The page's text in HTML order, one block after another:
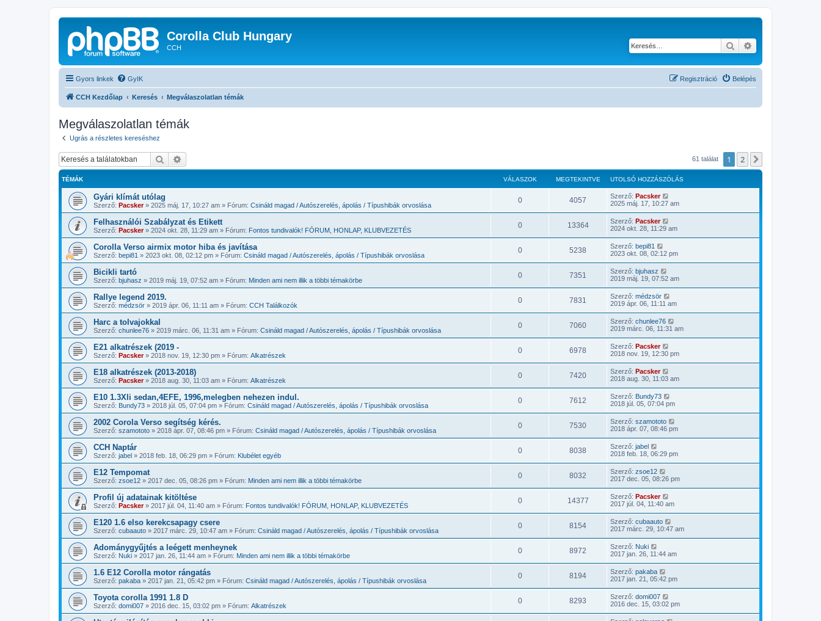
Corolla Club Hungary
CCH Keresés
Gyors linkek GyIK Belépés
Regisztráció
CCH Kezdőlap Keresés Megválaszolatlan témák
Megválaszolatlan témák
Ugrás a részletes kereséshez
Keresés 61 találat 1 2
TÉMÁK VÁLASZOK MEGTEKINTVE UTOLSÓ HOZZÁSZÓLÁS
Gyári klímát utólag
Szerző: Pacsker» 2025 máj. 17, 10:27 am » Fórum: Csináld magad / Autószerelés, ápolás / Típushibák orvoslása
0 4057 Szerző: Pacsker
2025 máj. 17, 10:27 am
Felhasználói Szabályzat és Etikett
Szerző: Pacsker» 2024 okt. 28, 11:29 am » Fórum: Fontos tundivalók! FÓRUM, HONLAP, KLUBVEZETÉS
0 13364 Szerző: Pacsker
2024 okt. 28, 11:29 am
Corolla Verso airmix motor hiba és javítása
Szerző: bepi81 » 2023 okt. 08, 02:12 pm » Fórum: Csináld magad / Autószerelés, ápolás / Típushibák orvoslása
0 5238 Szerző: bepi81
2023 okt. 08, 02:12 pm
Bicikli tartó
Szerző: bjuhasz » 2019 máj. 19, 07:52 am » Fórum: Minden ami nem illik a többi témakörbe
0 7351 Szerző: bjuhasz
2019 máj. 19, 07:52 am
Rallye legend 2019.
Szerző: médzsör » 2019 ápr. 06, 11:11 am » Fórum: CCH Találkozók
0 7831 Szerző: médzsör
2019 ápr. 06, 11:11 am
Harc a tolvajokkal
Szerző: chunlee76 » 2019 márc. 06, 11:31 am » Fórum: Csináld magad / Autószerelés, ápolás / Típushibák orvoslása
0 7060 Szerző: chunlee76
2019 márc. 06, 11:31 am
E21 alkatrészek (2019 -
Szerző: Pacsker» 2018 nov. 19, 12:30 pm » Fórum: Alkatrészek
0 6978 Szerző: Pacsker
2018 nov. 19, 12:30 pm
E18 alkatrészek (2013-2018)
Szerző: Pacsker» 2018 aug. 30, 11:03 am » Fórum: Alkatrészek
0 7420 Szerző: Pacsker
2018 aug. 30, 11:03 am
E10 1.3Xli sedan,4EFE, 1996,melegben nehezen indul.
Szerző: Bundy73 » 2018 júl. 05, 07:04 pm » Fórum: Csináld magad / Autószerelés, ápolás / Típushibák orvoslása
0 7612 Szerző: Bundy73
2018 júl. 05, 07:04 pm
2002 Corola Verso segítség kérés.
Szerző: szamototo » 2018 ápr. 07, 08:46 pm » Fórum: Csináld magad / Autószerelés, ápolás / Típushibák orvoslása
0 7530 Szerző: szamototo
2018 ápr. 07, 08:46 pm
CCH Naptár
Szerző: jabel » 2018 feb. 18, 06:29 pm » Fórum: Klubélet egyéb
0 8038 Szerző: jabel
2018 feb. 18, 06:29 pm
E12 Tempomat
Szerző: zsoe12 » 2017 dec. 05, 08:26 pm » Fórum: Minden ami nem illik a többi témakörbe
0 8032 Szerző: zsoe12
2017 dec. 05, 08:26 pm
Profil új adatainak kitöltése
Szerző: Pacsker» 2017 júl. 04, 11:40 am » Fórum: Fontos tundivalók! FÓRUM, HONLAP, KLUBVEZETÉS
0 14377 Szerző: Pacsker
2017 júl. 04, 11:40 am
E120 1.6 elso kerekcsapagy csere
Szerző: cubaauto » 2017 márc. 29, 10:47 am » Fórum: Csináld magad / Autószerelés, ápolás / Típushibák orvoslása
0 8154 Szerző: cubaauto
2017 márc. 29, 10:47 am
Adománygyűjtés a leégett menheynek
Szerző: Nuki » 2017 jan. 26, 11:44 am » Fórum: Minden ami nem illik a többi témakörbe
0 8972 Szerző: Nuki
2017 jan. 26, 11:44 am
1.6 E12 Corolla motor rángatás
Szerző: pakaba » 2017 jan. 21, 05:42 pm » Fórum: Csináld magad / Autószerelés, ápolás / Típushibák orvoslása
0 8194 Szerző: pakaba
2017 jan. 21, 05:42 pm
Toyota corolla 1991 1.8 D
Szerző: domi007 » 2016 dec. 15, 03:02 pm » Fórum: Alkatrészek
0 8293 Szerző: domi007
2016 dec. 15, 03:02 pm